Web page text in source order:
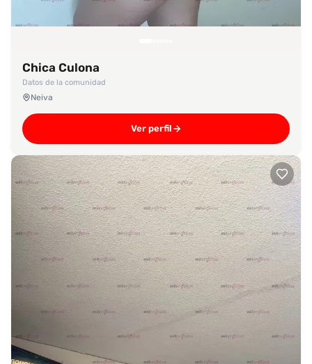
Chica Culona
Datos de la comunidad
Neiva
Ver perfil